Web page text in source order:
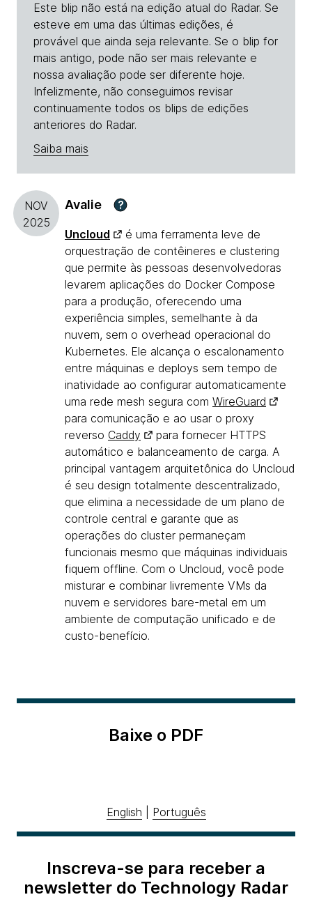
Este blip não está na edição atual do Radar. Se
esteve em uma das últimas edições, é
provável que ainda seja relevante. Se o blip for
mais antigo, pode não ser mais relevante e
nossa avaliação pode ser diferente hoje.
Infelizmente, não conseguimos revisar
continuamente todos os blips de edições
anteriores do Radar.
Saiba mais
NOV
2025
Avalie ?
Uncloud
é uma ferramenta leve de
orquestração de contêineres e clustering
que permite às pessoas desenvolvedoras
levarem aplicações do Docker Compose
para a produção, oferecendo uma
experiência simples, semelhante à da
nuvem, sem o overhead operacional do
Kubernetes. Ele alcança o escalonamento
entre máquinas e deploys sem tempo de
inatividade ao configurar automaticamente
uma rede mesh segura com WireGuard
para comunicação e ao usar o proxy
reverso Caddy
para fornecer HTTPS
automático e balanceamento de carga. A
principal vantagem arquitetônica do Uncloud
é seu design totalmente descentralizado,
que elimina a necessidade de um plano de
controle central e garante que as
operações do cluster permaneçam
funcionais mesmo que máquinas individuais
fiquem offline. Com o Uncloud, você pode
misturar e combinar livremente VMs da
nuvem e servidores bare-metal em um
ambiente de computação unificado e de
custo-benefício.
Baixe o PDF
English Português
Inscreva-se para receber a
newsletter do Technology Radar